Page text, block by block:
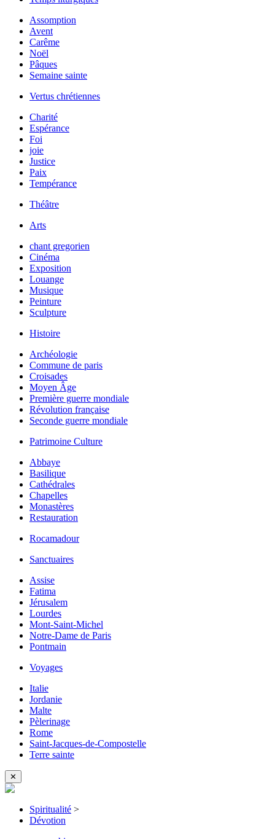
Assomption
Avent
Carême
Noël
Pâques
Semaine sainte
Vertus chrétiennes
Charité
Espérance
Foi
joie
Justice
Paix
Tempérance
Théâtre
Arts
chant gregorien
Cinéma
Exposition
Louange
Musique
Peinture
Sculpture
Histoire
Archéologie
Commune de paris
Croisades
Moyen Âge
Première guerre mondiale
Révolution française
Seconde guerre mondiale
Patrimoine Culture
Abbaye
Basilique
Cathédrales
Chapelles
Monastères
Restauration
Rocamadour
Sanctuaires
Assise
Fatima
Jérusalem
Lourdes
Mont-Saint-Michel
Notre-Dame de Paris
Pontmain
Voyages
Italie
Jordanie
Malte
Pèlerinage
Rome
Saint-Jacques-de-Compostelle
Terre sainte
✕
Spiritualité >
Dévotion